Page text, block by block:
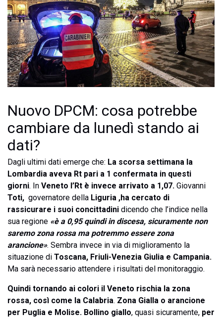
Nuovo DPCM: cosa potrebbe
cambiare da lunedì stando ai
dati?
Dagli ultimi dati emerge che: La scorsa settimana la
Lombardia aveva Rt pari a 1 confermata in questi
giorni. In Veneto l’Rt è invece arrivato a 1,07. Giovanni
Toti, governatore della Liguria ,ha cercato di
rassicurare i suoi concittadini dicendo che l’indice nella
sua regione «è a 0,95 quindi in discesa, sicuramente non
saremo zona rossa ma potremmo essere zona
arancione». Sembra invece in via di miglioramento la
situazione di Toscana, Friuli-Venezia Giulia e Campania.
Ma sarà necessario attendere i risultati del monitoraggio.
Quindi tornando ai colori il Veneto rischia la zona
rossa, così come la Calabria. Zona Gialla o arancione
per Puglia e Molise. Bollino giallo, quasi sicuramente, per